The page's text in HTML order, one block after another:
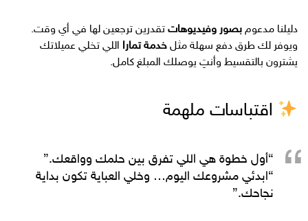
دليلنا مدعوم بصور وفيديوهات تقدرين ترجعين لها في أي وقت.
ويوفر لك طرق دفع سهلة مثل خدمة تمارا اللي تخلي عميلاتك
يشترون بالتقسيط وأنتِ يوصلك المبلغ كامل.
اقتباسات ملهمة
“أول خطوة هي اللي تفرق بين حلمك وواقعك.”
“ابدئي مشروعك اليوم… وخلي العباية تكون بداية
نجاحك.”